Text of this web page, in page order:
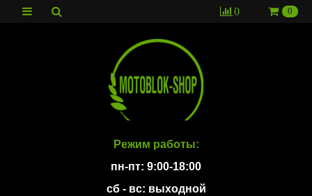
0 0
Режим работы:
пн-пт: 9:00-18:00
сб - вс: выходной